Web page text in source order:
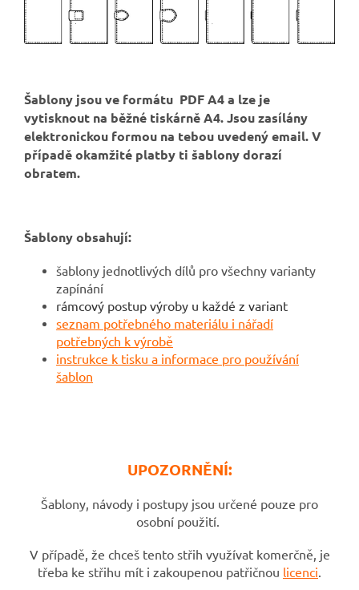
Šablony jsou ve formátu PDF A4 a lze je
vytisknout na běžné tiskárně A4. Jsou zasílány
elektronickou formou na tebou uvedený email. V
případě okamžité platby ti šablony dorazí
obratem.
Šablony obsahují:
šablony jednotlivých dílů pro všechny varianty
zapínání
rámcový postup výroby u každé z variant
seznam potřebného materiálu i nářadí
potřebných k výrobě
instrukce k tisku a informace pro používání
šablon
UPOZORNĚNÍ:
Šablony, návody i postupy jsou určené pouze pro
osobní použití.
V případě, že chceš tento střih využívat komerčně, je
třeba ke střihu mít i zakoupenou patřičnou licenci.